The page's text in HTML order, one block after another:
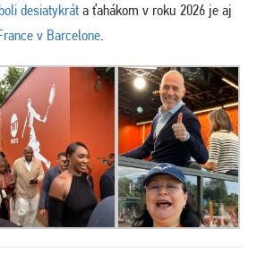
desiatykrát a ťahákom v roku 2026 je aj
v Barcelone.